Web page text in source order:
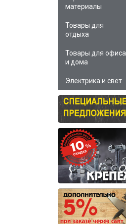
материалы
Товары для
отдыха
Товары для офиса
и дома
Электрика и свет